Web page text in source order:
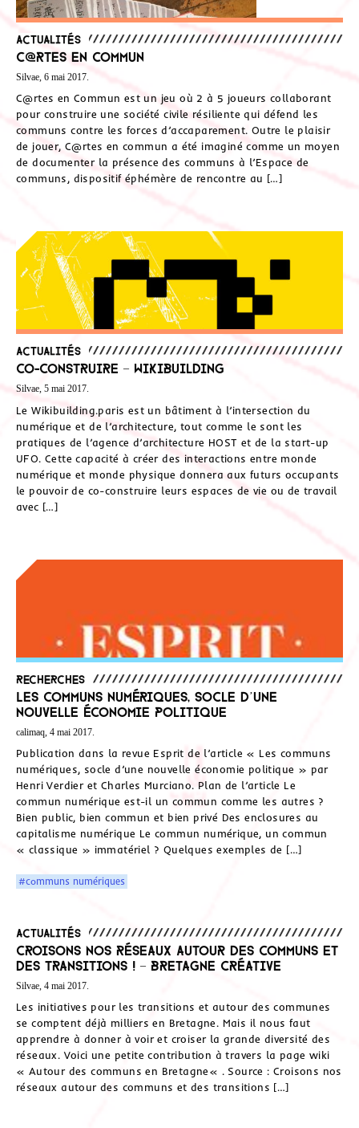
Actualités
C@rtes en commun
Silvae, 6 mai 2017.
C@rtes en Commun est un jeu où 2 à 5 joueurs collaborant
pour construire une société civile résiliente qui défend les
communs contre les forces d’accaparement. Outre le plaisir
de jouer, C@rtes en commun a été imaginé comme un moyen
de documenter la présence des communs à l’Espace de
communs, dispositif éphémère de rencontre au […]
Actualités
Co-construire – Wikibuilding
Silvae, 5 mai 2017.
Le Wikibuilding.paris est un bâtiment à l’intersection du
numérique et de l’architecture, tout comme le sont les
pratiques de l’agence d’architecture HOST et de la start-up
UFO. Cette capacité à créer des interactions entre monde
numérique et monde physique donnera aux futurs occupants
le pouvoir de co-construire leurs espaces de vie ou de travail
avec […]
Recherches
Les communs numériques, socle d’une
nouvelle économie politique
calimaq, 4 mai 2017.
Publication dans la revue Esprit de l’article « Les communs
numériques, socle d’une nouvelle économie politique » par
Henri Verdier et Charles Murciano. Plan de l’article Le
commun numérique est-il un commun comme les autres ?
Bien public, bien commun et bien privé Des enclosures au
capitalisme numérique Le commun numérique, un commun
« classique » immatériel ? Quelques exemples de […]
#communs numériques
Actualités
Croisons nos réseaux autour des communs et
des transitions ! – Bretagne Créative
Silvae, 4 mai 2017.
Les initiatives pour les transitions et autour des communes
se comptent déjà milliers en Bretagne. Mais il nous faut
apprendre à donner à voir et croiser la grande diversité des
réseaux. Voici une petite contribution à travers la page wiki
« Autour des communs en Bretagne« . Source : Croisons nos
réseaux autour des communs et des transitions […]